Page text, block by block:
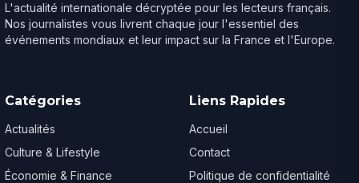
L'actualité internationale décryptée pour les lecteurs français.
Nos journalistes vous livrent chaque jour l'essentiel des
événements mondiaux et leur impact sur la France et l'Europe.
Catégories
Actualités
Culture & Lifestyle
Économie & Finance
Liens Rapides
Accueil
Contact
Politique de confidentialité